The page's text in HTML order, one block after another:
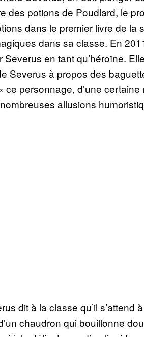
des potions de Poudlard, le
dans le premier livre de la
dans sa classe. En
Severus en tant qu’héroïne.
Severus à propos des
ce personnage, d’une
allusions
dit à la classe qu’il
chaudron qui bouillonne